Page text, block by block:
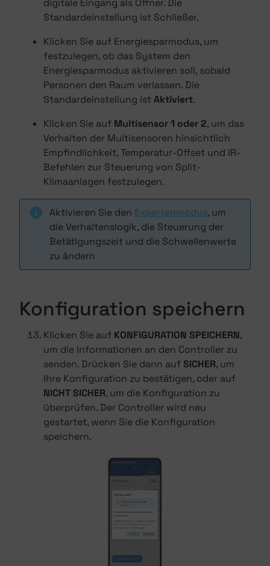
digitale Eingang als Öffner. Die
Standardeinstellung ist Schließer.
Klicken Sie auf Energiesparmodus, um
festzulegen, ob das System den
Energiesparmodus aktivieren soll, sobald
Personen den Raum verlassen. Die
Standardeinstellung istAktiviert.
Klicken Sie auf Multisensor 1 oder 2, um das
Verhalten der Multisensoren hinsichtlich
Empfindlichkeit, Temperatur-Offset und IR-
Befehlen zur Steuerung von Split-
Klimaanlagen festzulegen.
Aktivieren Sie den Expertenmodus, um
die Verhaltenslogik, die Steuerung der
Betätigungszeit und die Schwellenwerte
zu ändern
Konfiguration speichern
Klicken Sie auf KONFIGURATION SPEICHERN,
um die Informationen an den Controller zu
senden. Drücken Sie dann aufSICHER, um
Ihre Konfiguration zu bestätigen, oder auf
NICHT SICHER, um die Konfiguration zu
überprüfen. Der Controller wird neu
gestartet, wenn Sie die Konfiguration
speichern.